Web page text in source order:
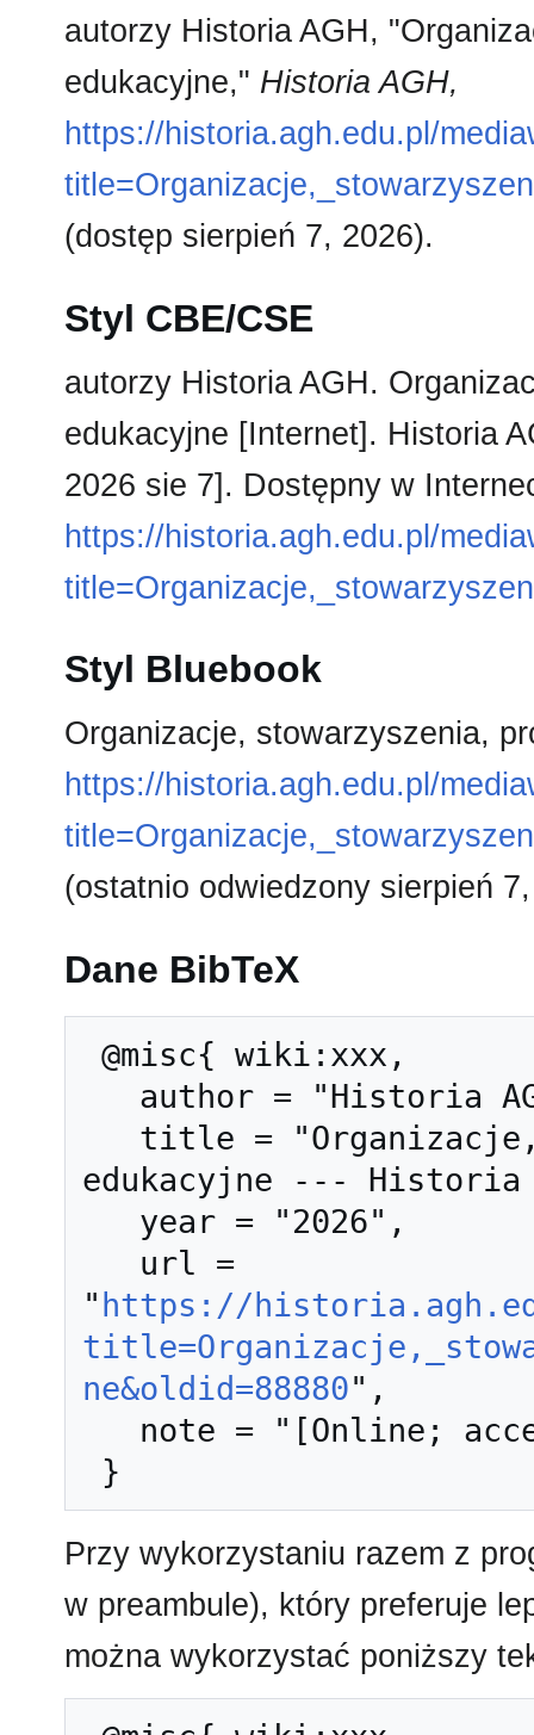
autorzy Historia AGH,
edukacyjne," Historia AGH,
https://historia.agh.edu.pl/
(dostęp sierpień 7, 2026).
Styl CBE/CSE
autorzy Historia AGH.
edukacyjne [Internet]. Historia
2026 sie 7]. Dostępny w
https://historia.agh.edu.pl/
Styl Bluebook
Organizacje, stowarzyszenia,
https://historia.agh.edu.pl/
(ostatnio odwiedzony sierpień
Dane BibTeX
edukacyjne --- Historia
" https://
ne&oldid=88880",
Przy wykorzystaniu razem z
w preambule), który preferuje
można wykorzystać poniższy